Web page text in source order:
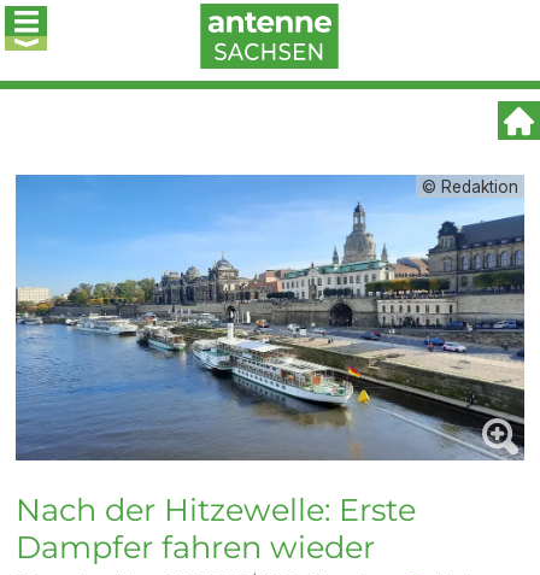
© Redaktion
Nach der Hitzewelle: Erste
Dampfer fahren wieder